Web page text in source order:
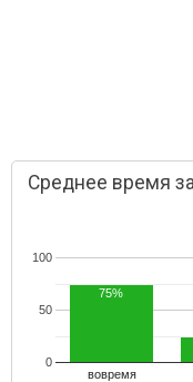
Среднее время
вовремя
0
50
100
75%